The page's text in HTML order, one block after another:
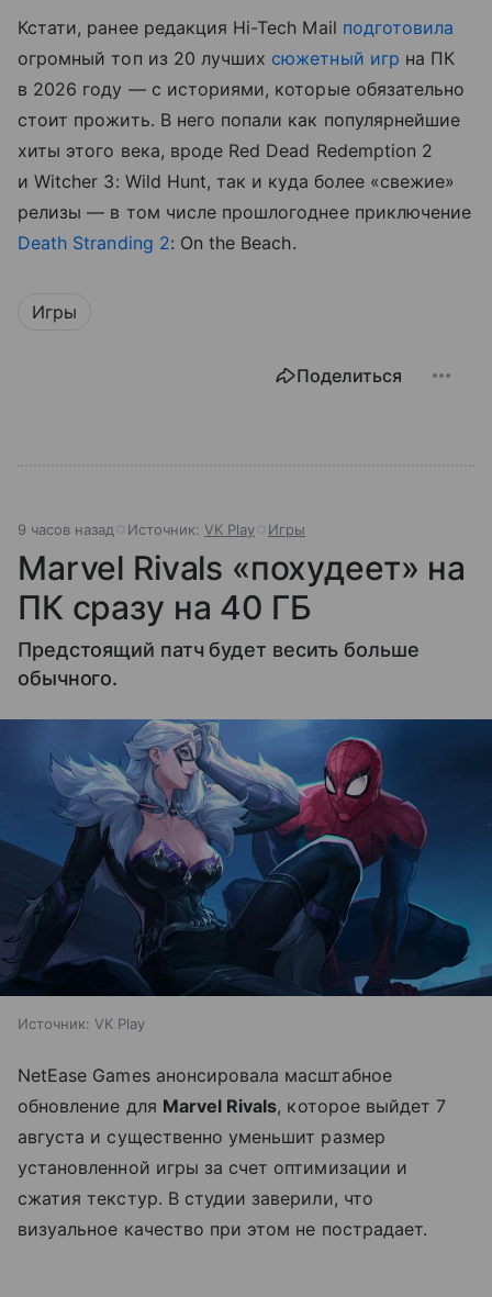
Кстати, ранее редакция Hi-Tech Mail подготовила
огромный топ из 20 лучших сюжетный игр на ПК
в 2026 году — с историями, которые обязательно
стоит прожить. В него попали как популярнейшие
хиты этого века, вроде Red Dead Redemption 2
и Witcher 3: Wild Hunt, так и куда более «свежие»
релизы — в том числе прошлогоднее приключение
Death Stranding 2: On the Beach.
Игры
Поделиться
9 часов назад Источник: VK Play Игры
Marvel Rivals «похудеет» на
ПК сразу на 40 ГБ
Предстоящий патч будет весить больше
обычного.
Источник: VK Play
NetEase Games анонсировала масштабное
обновление для Marvel Rivals, которое выйдет 7
августа и существенно уменьшит размер
установленной игры за счет оптимизации и
сжатия текстур. В студии заверили, что
визуальное качество при этом не пострадает.